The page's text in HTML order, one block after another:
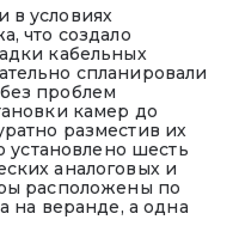
в условиях
что создало
кабельных
спланировали
проблем
камер до
разместив их
установлено шесть
аналоговых и
расположены по
на веранде, а одна